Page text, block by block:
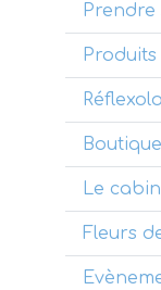
Prendre
Boutique
Le
Fleurs